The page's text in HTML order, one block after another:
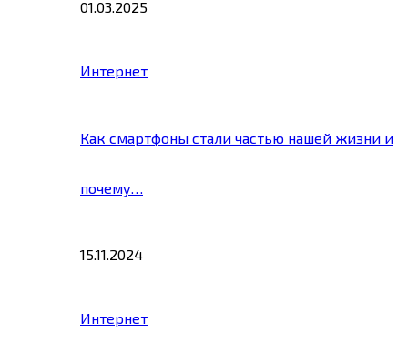
01.03.2025
Интернет
Как смартфоны стали частью нашей жизни и
почему…
15.11.2024
Интернет